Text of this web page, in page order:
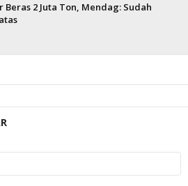
Beras 2 Juta Ton, Mendag: Sudah